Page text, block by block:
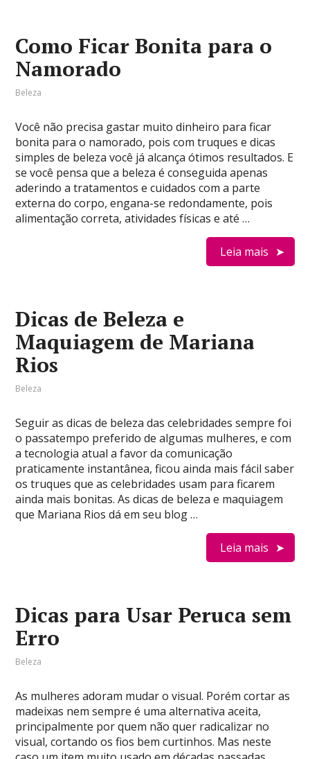
Como Ficar Bonita para o
Namorado
Beleza
Você não precisa gastar muito dinheiro para ficar
bonita para o namorado, pois com truques e dicas
simples de beleza você já alcança ótimos resultados. E
se você pensa que a beleza é conseguida apenas
aderindo a tratamentos e cuidados com a parte
externa do corpo, engana-se redondamente, pois
alimentação correta, atividades físicas e até …
Leia mais
Dicas de Beleza e
Maquiagem de Mariana
Rios
Beleza
Seguir as dicas de beleza das celebridades sempre foi
o passatempo preferido de algumas mulheres, e com
a tecnologia atual a favor da comunicação
praticamente instantânea, ficou ainda mais fácil saber
os truques que as celebridades usam para ficarem
ainda mais bonitas. As dicas de beleza e maquiagem
que Mariana Rios dá em seu blog …
Leia mais
Dicas para Usar Peruca sem
Erro
Beleza
As mulheres adoram mudar o visual. Porém cortar as
madeixas nem sempre é uma alternativa aceita,
principalmente por quem não quer radicalizar no
visual, cortando os fios bem curtinhos. Mas neste